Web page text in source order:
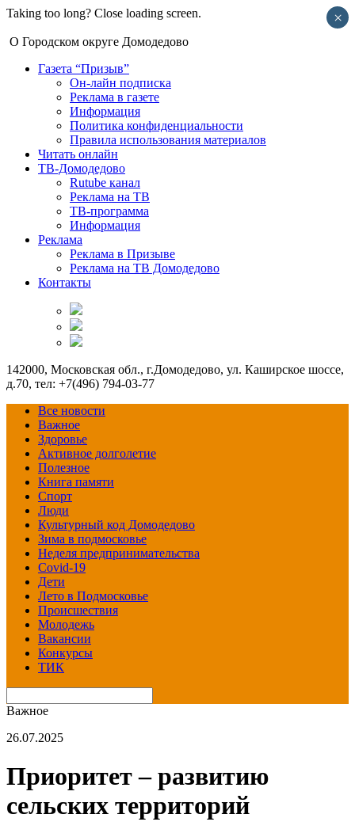
Taking too long? Close loading screen.
О Городском округе Домодедово
Газета “Призыв”
Он-лайн подписка
Реклама в газете
Информация
Политика конфиденциальности
Правила использования материалов
Читать онлайн
ТВ-Домодедово
Rutube канал
Реклама на ТВ
ТВ-программа
Информация
Реклама
Реклама в Призыве
Реклама на ТВ Домодедово
Контакты
142000, Московская обл., г.Домодедово, ул. Каширское шоссе,
д.70, тел: +7(496) 794-03-77
Все новости
Важное
Здоровье
Активное долголетие
Полезное
Книга памяти
Спорт
Люди
Культурный код Домодедово
Зима в подмосковье
Неделя предпринимательства
Covid-19
Дети
Лето в Подмосковье
Происшествия
Молодежь
Вакансии
Конкурсы
ТИК
Важное
26.07.2025
Приоритет – развитию
сельских территорий
×